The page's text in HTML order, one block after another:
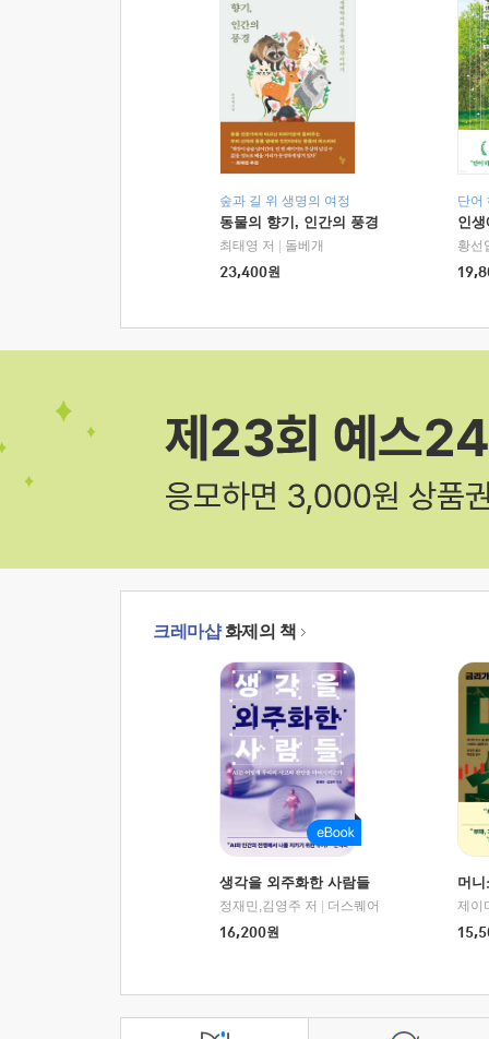
숲과 길 위 생명의 여정
동물의 향기, 인간의 풍경
최태영 저
돌베개
23,400원
단어
인
황선
크레마샵화제의 책
생각을 외주화한 사람들
정재민,김영주 저
더스퀘어
16,200원
머